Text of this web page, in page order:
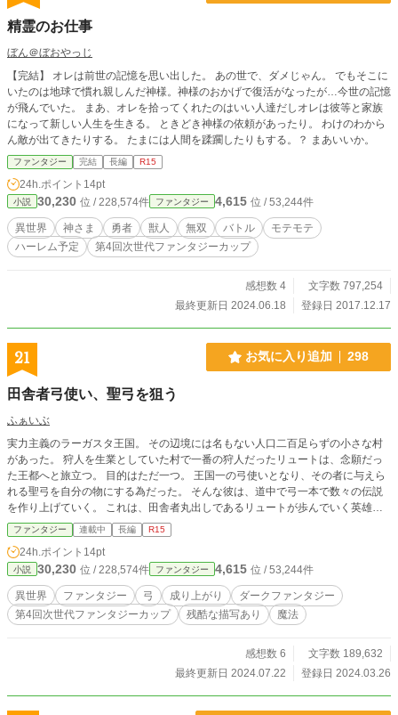
精霊のお仕事
ぼん＠ぼおやっじ
【完結】 オレは前世の記憶を思い出した。 あの世で、ダメじゃん。 でもそこに
いたのは地球で慣れ親しんだ神様。神様のおかげで復活がなったが…今世の記憶
が飛んでいた。 まあ、オレを拾ってくれたのはいい人達だしオレは彼等と家族
になって新しい人生を生きる。 ときどき神様の依頼があったり。 わけのわから
ん敵が出てきたりする。 たまには人間を蹂躙したりもする。？ まあいいか。
ファンタジー 完結 長編 R15
24h.ポイント 14pt
小説 30,230 位 / 228,574件 ファンタジー 4,615 位 / 53,244件
異世界 神さま 勇者 獣人 無双 バトル
モテモテ
ハーレム予定
第4回次世代ファンタジーカップ
感想数 4
文字数 797,254
最終更新日 2024.06.18
登録日 2017.12.17
21 お気に入り追加 298
田舎者弓使い、聖弓を狙う
ふぁいぶ
実力主義のラーガスタ王国。 その辺境には名もない人口二百足らずの小さな村
があった。 狩人を生業としていた村で一番の狩人だったリュートは、念願だっ
た王都へと旅立つ。 目的はただ一つ。 王国一の弓使いとなり、その者に与えら
れる聖弓を自分の物にする為だった。 そんな彼は、道中で弓一本で数々の伝説
を作り上げていく。 これは、田舎者丸出しであるリュートが歩んでいく英雄譚
である。
ファンタジー 連載中 長編 R15
24h.ポイント 14pt
小説 30,230 位 / 228,574件 ファンタジー 4,615 位 / 53,244件
異世界 ファンタジー 弓 成り上がり
ダークファンタジー
第4回次世代ファンタジーカップ
残酷な描写あり 魔法
感想数 6
文字数 189,632
最終更新日 2024.07.22
登録日 2024.03.26